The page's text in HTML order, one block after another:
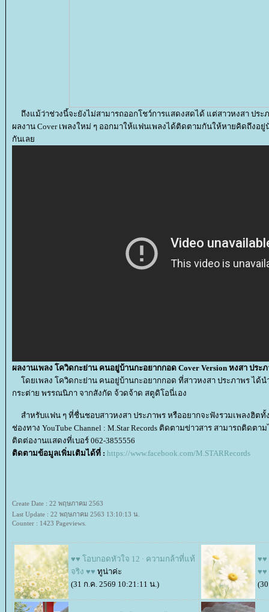
ถึงแม้ว่าช่วงนี้จะยังไม่สามารถออกโชว์การแสดงสดได้ แต่สาวหงสา ประ
ผลงาน Cover เพลงใหม่ ๆ ออกมาให้แฟนเพลงได้ติดตามกันให้หายคิดถึงอยู่
กันเล
ผลงานเพลง โควิดกะย่าน คนอยู่บ้านกะอยากกอด Cover Version หงสา ประ
ดยเพลง โควิดกะย่าน คนอยู่บ้านกะอยากกอด ที่สาวหงสา ประภาพร ได้น
กระต่าย พรรณนิภา จากสังกัด จ้วดจ้าด สตูดิโอนี่เอง
สำหรับแฟน ๆ ที่ชื่นชอบสาวหงสา ประภาพร หรืออยากจะฟังรวมเพลงฮิต
ช่องทาง YouTube Channel : M.Star Records ติดตามข่าวสาร สามารถติดตาม
ติดต่องานแสดงที่เบอร์ 062-3855556
ติดตามข้อมูลเพิ่มเติมได้ที่ : https://www.facebook.com/M.STARRecords
Create Date : 22 พฤษภาคม 2563
Last Update : 22 พฤษภาคม 2563 13:10:13 น.
Counter : 1423 Pageviews.
♥♥ โอบกอดหัวใจ 12 · ความกล้าที่แท้
จริง ♥♥ ทูน่าค่ะ
(31 ก.ค. 2569 10:21:11 น.)
♥♥
♥♥